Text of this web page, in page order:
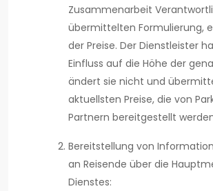
Zusammenarbeit
übermittelten Formulierung,
der Preise. Der Dienstleister
Einfluss auf die Höhe der
ändert sie nicht und
aktuellsten Preise, die von
Partnern bereitgestellt
Bereitstellung von
an Reisende über die
Dienstes: